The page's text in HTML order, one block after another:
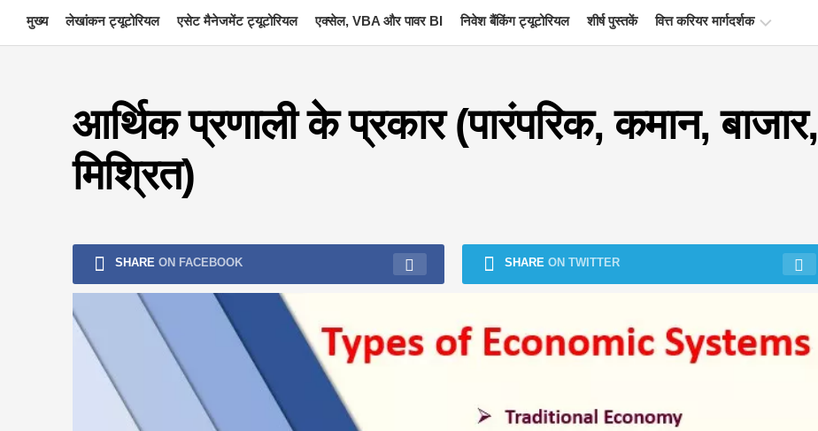
content
मुख्य लेखांकन ट्यूटोरियल एसेट मैनेजमेंट ट्यूटोरियल एक्सेल, VBA और पावर BI निवेश बैंकिंग ट्यूटोरियल शीर्ष पुस्तकें वित्त करियर मार्गदर्शक
संसाधन
आर्थिक प्रणाली के प्रकार (पारंपरिक, कमान, बाजार,
मिश्रित)
SHARE ON FACEBOOK SHARE ON TWITTER